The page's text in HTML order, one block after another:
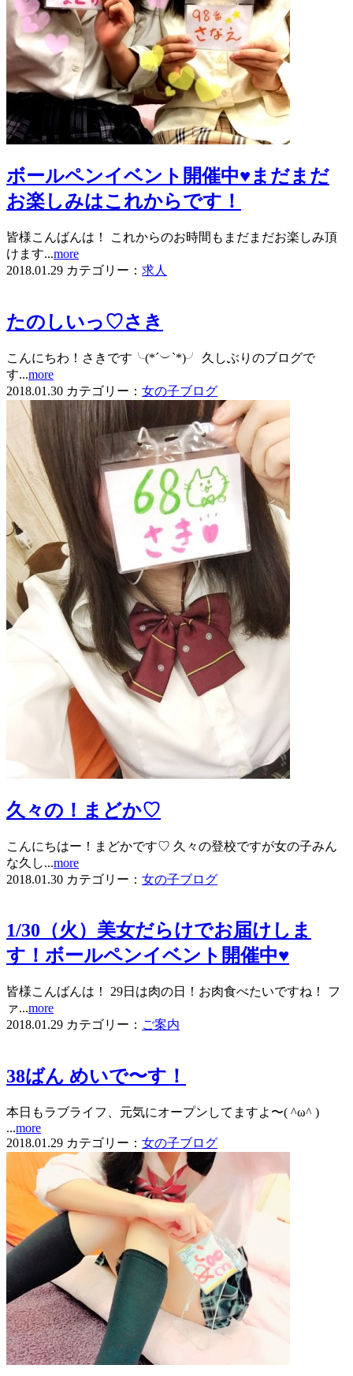
ボールペンイベント開催中♥まだまだ
お楽しみはこれからです！
皆様こんばんは！ これからのお時間もまだまだお楽しみ頂
けます...more
2018.01.29 カテゴリー： 求人
たのしいっ♡さき
こんにちわ！さきです╰(*´︶`*)╯ 久しぶりのブログで
す...more
2018.01.30 カテゴリー： 女の子ブログ
久々の！まどか♡
こんにちはー！まどかです♡ 久々の登校ですが女の子みん
な久し...more
2018.01.30 カテゴリー： 女の子ブログ
1/30（火）美女だらけでお届けしま
す！ボールペンイベント開催中♥
皆様こんばんは！ 29日は肉の日！お肉食べたいですね！ フ
ァ...more
2018.01.29 カテゴリー： ご案内
38ばん めいで〜す！
本日もラブライフ、元気にオープンしてますよ〜( ^ω^ )
...more
2018.01.29 カテゴリー： 女の子ブログ